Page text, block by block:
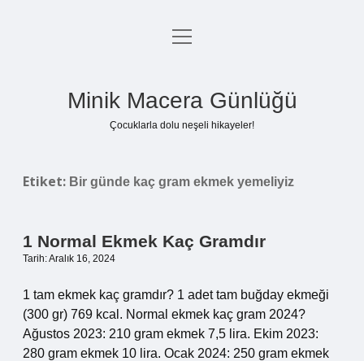
Anasayfa
menüyü
Minik Macera Günlüğü
Çocuklarla dolu neşeli hikayeler!
Etiket: Bir günde kaç gram ekmek yemeliyiz
1 Normal Ekmek Kaç Gramdır
Tarih: Aralık 16, 2024
1 tam ekmek kaç gramdır? 1 adet tam buğday ekmeği
(300 gr) 769 kcal. Normal ekmek kaç gram 2024?
Ağustos 2023: 210 gram ekmek 7,5 lira. Ekim 2023:
280 gram ekmek 10 lira. Ocak 2024: 250 gram ekmek